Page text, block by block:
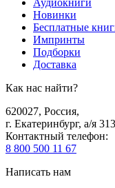
Новинки
Бесплатные
Импринты
Подборки
Доставка
Как нас найти?
620027, Россия,
г. Екатеринбург, а/я 313
Контактный телефон:
8 800 500 11 67
Написать нам